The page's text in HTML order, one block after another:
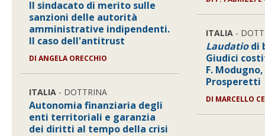
Il sindacato di merito sulle
sanzioni delle autorità
amministrative indipendenti.
Il caso dell'antitrust
DIANGELA ORECCHIO
ITALIA - DOTTRINA
Autonomia finanziaria degli
enti territoriali e garanzia
dei diritti al tempo della crisi
ITALIA -
Laudatiodi
Giudici
F.
Prosperetti
DI MARCELLO